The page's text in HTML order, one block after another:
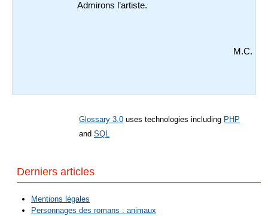
Admirons l’artiste.
M.C.
Glossary 3.0 uses technologies including PHP
and SQL
Derniers articles
Mentions légales
Personnages des romans : animaux